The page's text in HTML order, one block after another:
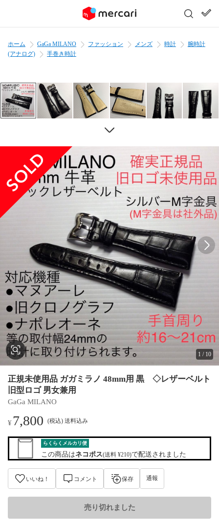
ホーム GaGa MILANO ファッション メンズ 時計
腕時計
(アナログ)
手巻き時計
1 / 10
正規未使用品 ガガミラノ 48mm用 黒 ◇レザーベルト
旧型ロゴ 男女兼用
GaGa MILANO
¥7,800 (税込) 送料込み
らくらくメルカリ便
この商品はネコポス(送料 ¥210)で配送されました
いいね！ コメント 保存 通報
売り切れました